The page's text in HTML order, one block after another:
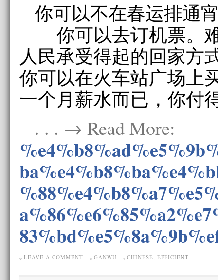
你可以不在春运排通
——你可以去订机票。
人民承受得起的回家方
你可以在火车站广场上
一个月薪水而已，你付
. . . → Read More:
LEAVE A COMMENT GANWU CHINESE, EFFICIENT